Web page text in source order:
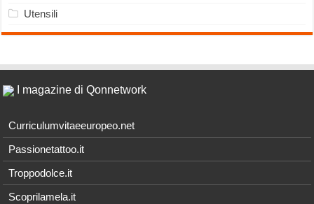
Utensili
I magazine di Qonnetwork
Curriculumvitaeeuropeo.net
Passionetattoo.it
Troppodolce.it
Scoprilamela.it